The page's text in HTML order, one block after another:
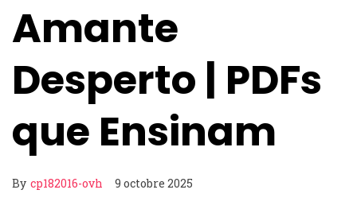
Amante
Desperto | PDFs
que Ensinam
By cp182016-ovh 9 octobre 2025